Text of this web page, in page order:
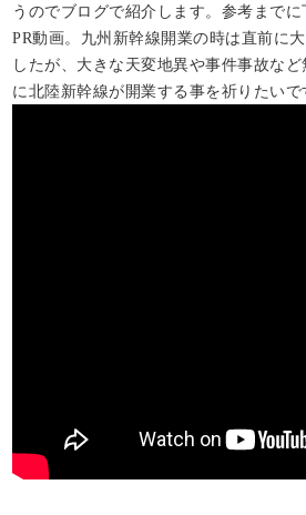
うのでブログで紹介します。参考まで
PR動画。九州新幹線開業の時は直前に
したが、大きな天変地異や事件事故な
に北陸新幹線が開業する事を祈りたいで